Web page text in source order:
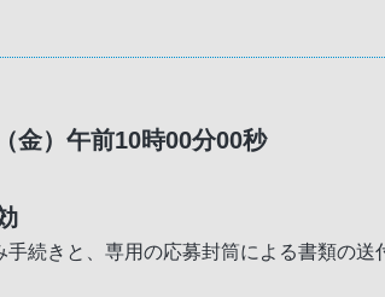
金）午前10時00分00秒
続きと、専用の応募封筒による書類の送